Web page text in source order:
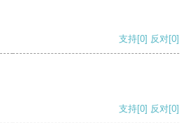
支持[0] 反对[0]
支持[0] 反对[0]